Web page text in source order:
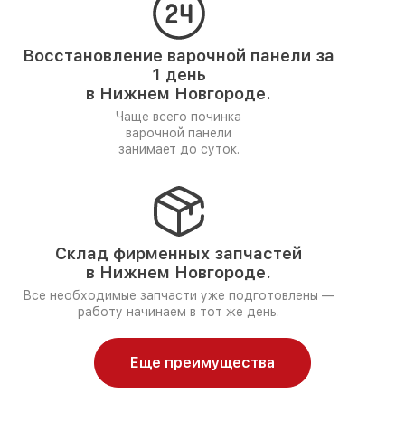
Восстановление варочной панели за
1 день
в Нижнем Новгороде.
Чаще всего починка
варочной панели
занимает до суток.
Склад фирменных запчастей
в Нижнем Новгороде.
Все необходимые запчасти уже подготовлены —
работу начинаем в тот же день.
Еще преимущества